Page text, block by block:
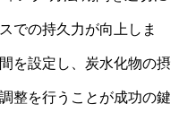
での持久力が向上しま
を設定し、炭水化物の摂
整を行うことが成功の鍵